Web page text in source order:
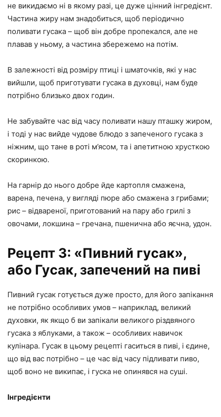
не викидаємо ні в якому разі, це дуже цінний інгредієнт.
Частина жиру нам знадобиться, щоб періодично
поливати гусака – щоб він добре пропекался, але не
плавав у ньому, а частина збережемо на потім.
В залежності від розміру птиці і шматочків, які у нас
вийшли, щоб приготувати гусака в духовці, нам буде
потрібно близько двох годин.
Не забувайте час від часу поливати нашу пташку жиром,
і тоді у нас вийде чудове блюдо з запеченого гусака з
ніжним, що тане в роті м’ясом, та і апетитною хрусткою
скоринкою.
На гарнір до нього добре йде картопля смажена,
варена, печена, у вигляді пюре або смажена з грибами;
рис – відвареної, приготований на пару або грилі з
овочами, локшина – гречана, пшенична або яєчна, удон.
Рецепт 3: «Пивний гусак»,
або Гусак, запечений на пиві
Пивний гусак готується дуже просто, для його запікання
не потрібно особливих умов – наприклад, великий
духовки, як якщо б ви запікали великого різдвяного
гусака з яблуками, а також – особливих навичок
кулінара. Гусак в цьому рецепті гаситься в пиві, і єдине,
що від вас потрібно – це час від часу підливати пиво,
щоб воно не википає, і гуска не опинявся на суші.
Інгредієнти